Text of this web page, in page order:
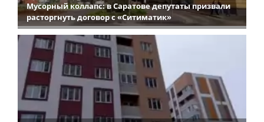
Мусорный коллапс: в Саратове депутаты призвали
расторгнуть договор с «Ситиматик»